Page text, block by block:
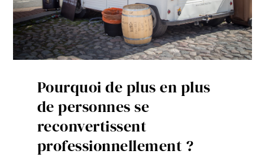
Pourquoi de plus en plus
de personnes se
reconvertissent
professionnellement ?